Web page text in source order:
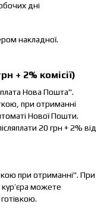
дні
накладної.
+ 2% комісії)
Нова Пошта".
при отриманні
Нової Пошти.
20 грн + 2% від
при отриманні". При
можете